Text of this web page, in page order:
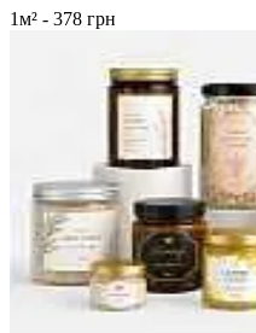
1м² - 378 грн